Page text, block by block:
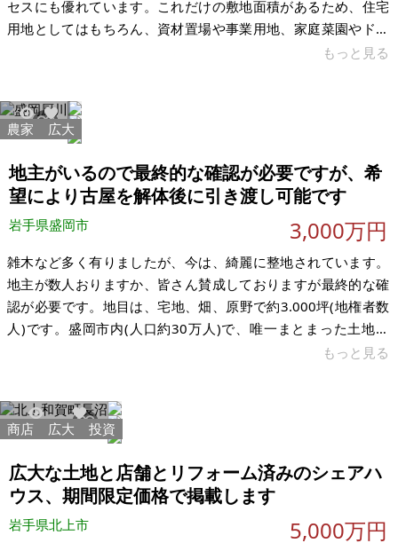
セスにも優れています。これだけの敷地面積があるため、住宅
用地としてはもちろん、資材置場や事業用地、家庭菜園やドッ
グランを備えた住まいなど、幅広い用途での活用が期待できま
ているため、農地転用は可能」との回答を得ております。本物
件は相続により取得した土地であり、今後の利用予定がないた
め、有効活用していただける方へお譲りしたいと考えておりま
す。 なお、現況では樹木が
もっと見る
1817 2
農家 広大
地主がいるので最終的な確認が必要ですが、希
望により古屋を解体後に引き渡し可能です
岩手県盛岡市 3,000万円
雑木など多く有りましたが、今は、綺麗に整地されています。
地主が数人おりますか、皆さん賛成しておりますが最終的な確
認が必要です。地目は、宅地、畑、原野で約3.000坪(地権者数
人)です。盛岡市内(人口約30万人)で、唯一まとまった土地で
す。古家付きですが、希望により解体して引渡し出来ます。資
古屋付土地 場所：岩手県盛岡市厨川 土地：3.000坪(9942.84
㎡) 建物：50坪 構造：木造2階建 現況：空家 希望価格：土地、
建物で3.000万円 ※現状有姿、および公簿売買でのお取
もっと見る
7995 13
商店 広大 投資
広大な土地と店舗とリフォーム済みのシェアハ
ウス、期間限定価格で掲載します
岩手県北上市 5,000万円